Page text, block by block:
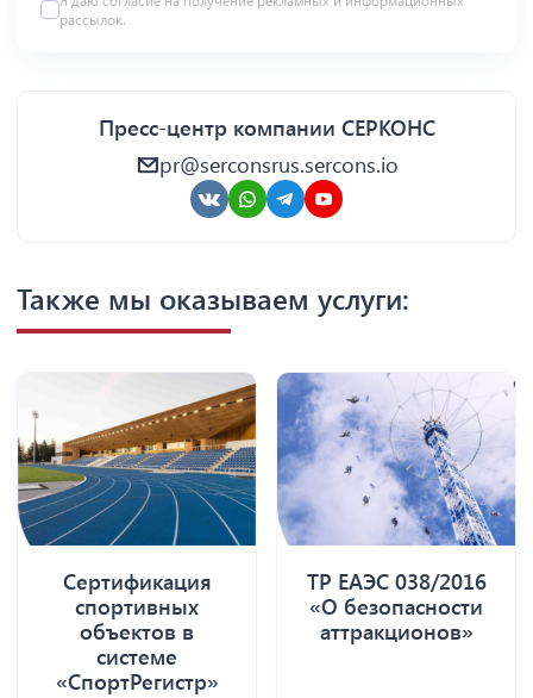
рассылок.
Пресс-центр компании СЕРКОНС
pr@serconsrus.sercons.io
Также мы оказываем услуги:
Сертификация
спортивных
объектов в
системе
«СпортРегистр»
ТР ЕАЭС 038/2016
«О безопасности
аттракционов»